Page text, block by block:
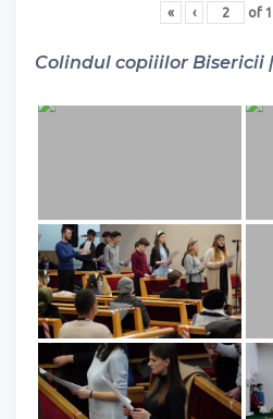
« ‹ of
Colindul copiiilor Bisericii